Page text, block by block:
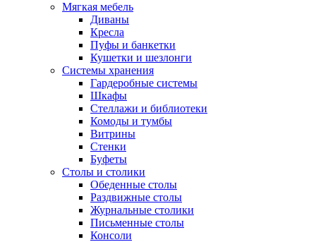
Мягкая мебель
Диваны
Кресла
Пуфы и банкетки
Кушетки и шезлонги
Системы хранения
Гардеробные системы
Шкафы
Стеллажи и библиотеки
Комоды и тумбы
Витрины
Стенки
Буфеты
Столы и столики
Обеденные столы
Раздвижные столы
Журнальные столики
Письменные столы
Консоли